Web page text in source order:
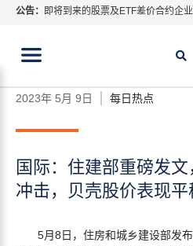
公告： 即将到来的股票及ETF差价合约企
ATFX呼吁推进金融市场合规、安全
当前位置:
国际
块受冲击，贝壳股价表现平稳
2023年 5月 9日 每日热点
国际：住建部重磅发
冲击，贝壳股价表现平
5月8日，住房和城乡建设部发